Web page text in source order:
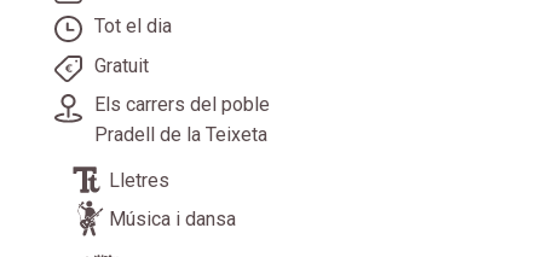
Tot el dia
Gratuit
Els carrers del poble
Pradell de la Teixeta
Lletres
Música i dansa